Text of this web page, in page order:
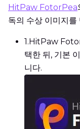
HitPaw FotorPea
독의 수상 이미지를
1.HitPaw
택한 뒤, 기본
니다.